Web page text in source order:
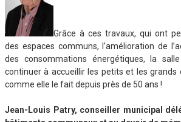
Grâce à ces travaux, qui ont
des espaces communs, l’amélioration de
des consommations énergétiques, la
continuer à accueillir les petits et les grands
comme elle le fait depuis près de 50 ans !
Jean-Louis Patry, conseiller municipal